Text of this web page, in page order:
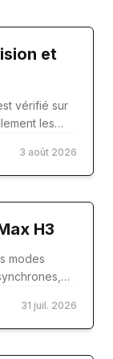
et
vérifié sur
les
3 août 2026
H3
modes
31 juil. 2026